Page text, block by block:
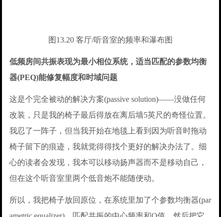
图13.20 客厅/听音室的频率和瀑布图
低频房间共振表现为最小相位系统，适当匹配的参数均衡
器(PEQ)能修复幅度和时域问题
这是个完全被动的解决方案(passive solution)——没做任何
改装，只是我的椅子最后得放在离后墙5英尺的奇怪位置。
我忍了一阵子，但当我开始在地毯上看到因为听音时拖动
椅子留下的痕迹，我就觉得得找个更好的解决办法了。细
心的读者会发现，我本可以移动扬声器而不是移动自己，
但在这个听音室里两个低音炮不能随便动。
所以，我把椅子放回原位，在系统里加了个参数均衡器(par